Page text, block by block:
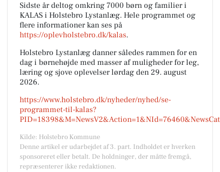
Sidste år deltog omkring 7000 børn og familier i
KALAS i Holstebro Lystanlæg. Hele programmet og
flere informationer kan ses på
https://oplevholstebro.dk/kalas.
Holstebro Lystanlæg danner således rammen for en
dag i børnehøjde med masser af muligheder for leg,
læring og sjove oplevelser lørdag den 29. august
2026.
https://www.holstebro.dk/nyheder/nyhed/se-
programmet-til-kalas?
Kilde: Holstebro Kommune
Denne artikel er udarbejdet af 3. part. Indholdet er hverken
sponsoreret eller betalt. De holdninger, der måtte fremgå,
repræsenterer ikke redaktionen.